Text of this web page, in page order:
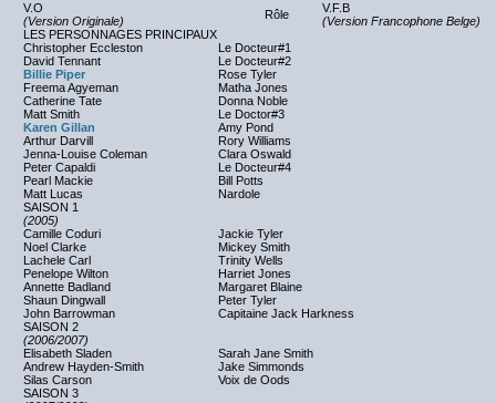
V.O
(Version Originale)
Rôle
V.F.B
(Version Francophone Belge)
LES PERSONNAGES PRINCIPAUX
Christopher Eccleston
Le Docteur#1
David Tennant
Le Docteur#2
Billie Piper
Rose Tyler
Freema Agyeman
Matha Jones
Catherine Tate
Donna Noble
Matt Smith
Le Doctor#3
Karen Gillan
Amy Pond
Arthur Darvill
Rory Williams
Jenna-Louise Coleman
Clara Oswald
Peter Capaldi
Le Docteur#4
Pearl Mackie
Bill Potts
Matt Lucas
Nardole
SAISON 1
(2005)
Camille Coduri
Jackie Tyler
Noel Clarke
Mickey Smith
Lachele Carl
Trinity Wells
Penelope Wilton
Harriet Jones
Annette Badland
Margaret Blaine
Shaun Dingwall
Peter Tyler
John Barrowman
Capitaine Jack Harkness
SAISON 2
(2006/2007)
Elisabeth Sladen
Sarah Jane Smith
Andrew Hayden-Smith
Jake Simmonds
Silas Carson
Voix de Oods
SAISON 3